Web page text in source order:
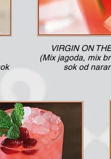
VIRGIN ON
(Mix jagoda, mix
sok od